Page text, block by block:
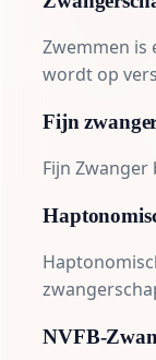
Zwemmen is
wordt op
Fijn
Fijn
NVFB-